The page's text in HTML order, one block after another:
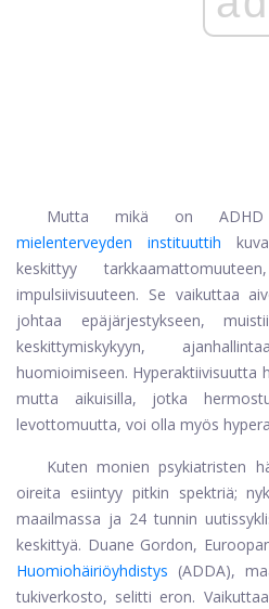
Mutta mikä on ADHD
mielenterveyden instituuttih
keskittyy
impulsiivisuuteen. Se vaikuttaa
johtaa epäjärjestykseen,
keskittymiskykyyn,
huomioimiseen. Hyperaktiivisuutta
mutta aikuisilla, jotka
levottomuutta, voi olla myös
Kuten monien psykiatristen
oireita esiintyy pitkin spektriä;
maailmassa ja 24 tunnin
keskittyä. Duane Gordon,
Huomiohäiriöyhdistys (ADDA),
tukiverkosto, selitti eron.